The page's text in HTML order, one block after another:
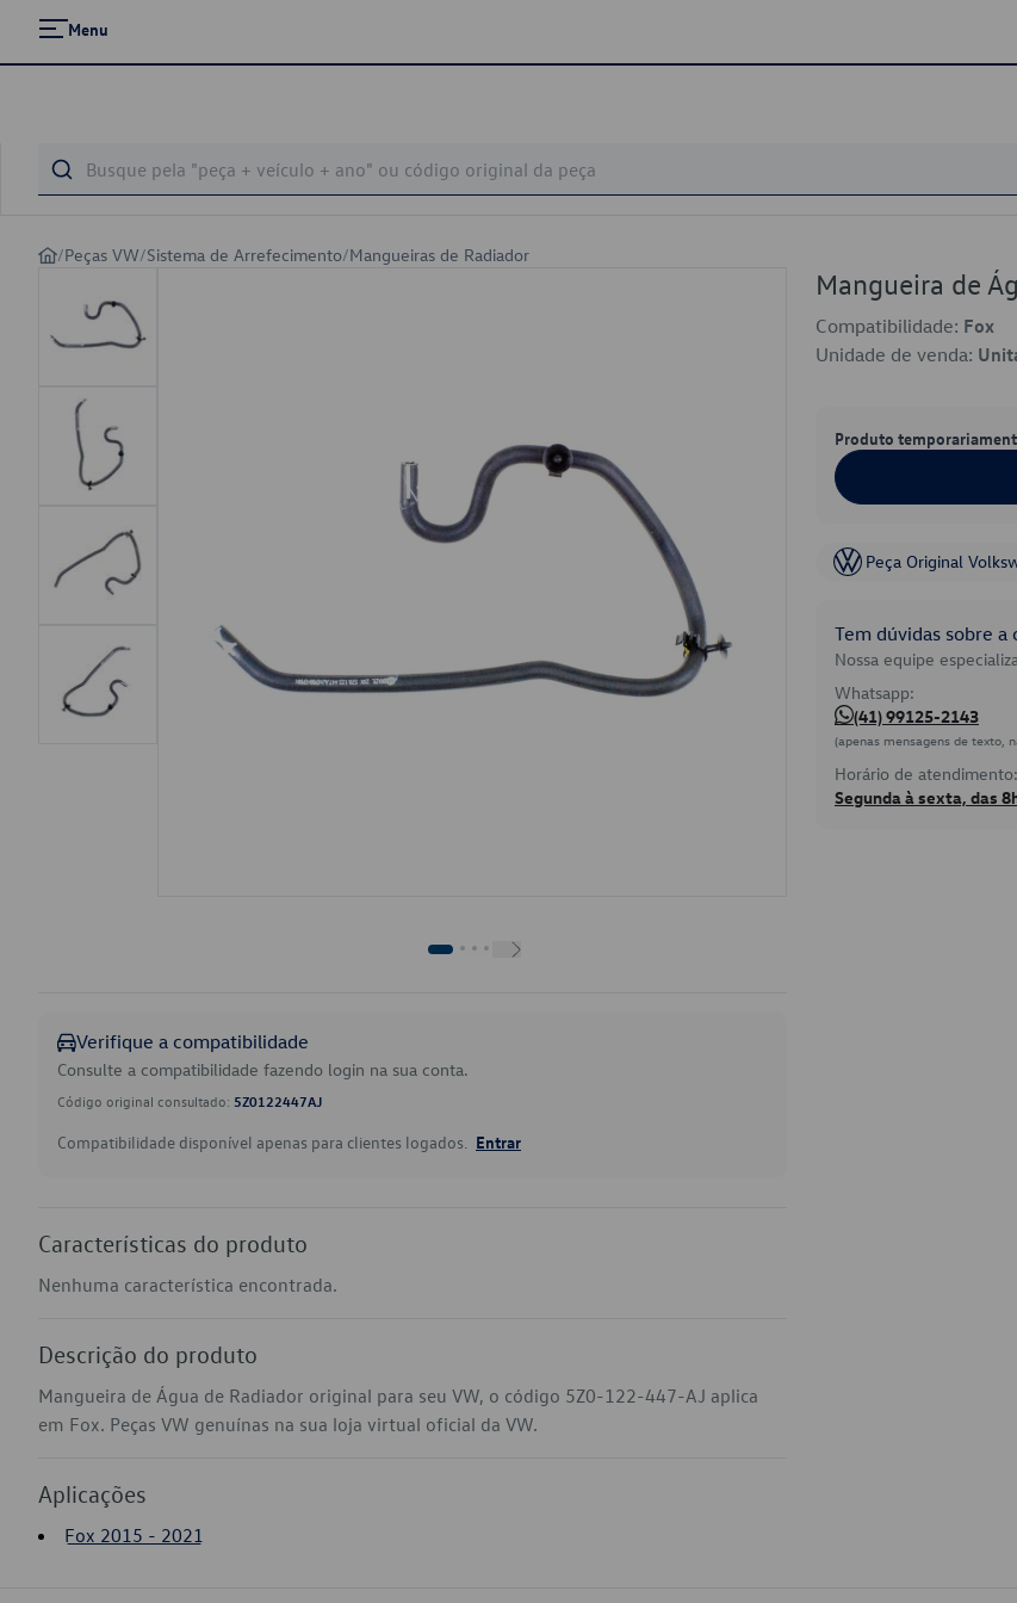
Menu
/Peças VW/Sistema de Arrefecimento/Mangueiras de Radiador
Verifique a compatibilidade
Consulte a compatibilidade fazendo login na sua conta.
Código original consultado: 5Z0122447AJ
Compatibilidade disponível apenas para clientes logados. Entrar
Características do produto
Nenhuma característica encontrada.
Descrição do produto
Mangueira de Água de Radiador original para seu VW, o código 5Z0-122-447-AJ aplica
em Fox. Peças VW genuínas na sua loja virtual oficial da VW.
Aplicações
Fox 2015 - 2021
Mangueira de
Compatibilidade: Fox
Unidade de venda:
Produto
Peça Original
Tem dúvidas sobre
Nossa equipe
Whatsapp:
(41) 99125-2143
(apenas mensagens de texto,
Horário de atendimento:
Segunda à sexta, das